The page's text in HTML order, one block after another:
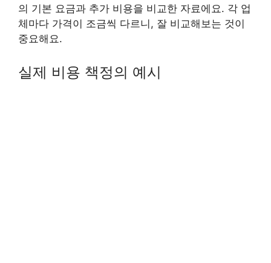
의 기본 요금과 추가 비용을 비교한 자료에요. 각 업
체마다 가격이 조금씩 다르니, 잘 비교해보는 것이
중요해요.
실제 비용 책정의 예시